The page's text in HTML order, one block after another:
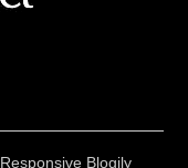
Responsive Blogily